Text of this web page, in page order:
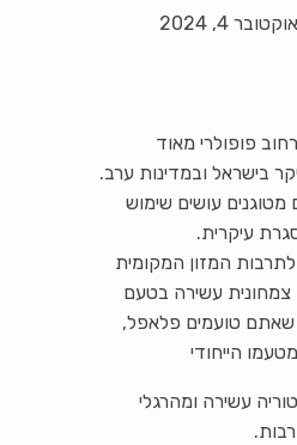
אוקטובר 4, 2024
פופולרי מאוד
בישראל ובמדינות ערב.
עושים שימוש
עיקרית.
המזון המקומית
צמחונית עשירה בטעם
שאתם טועמים פלאפל,
הייחודי
עשירה ומהרגלי